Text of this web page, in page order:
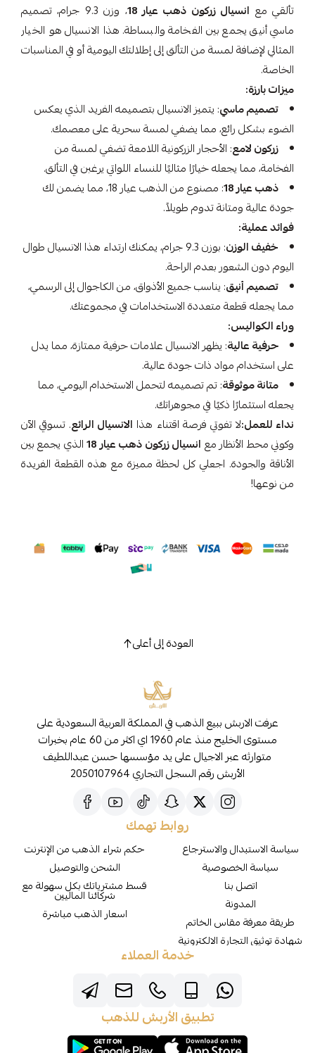
تألقي مع انسيال زركون ذهب عيار 18
، وزن 9.3 جرام، تصميم
ماسي أنيق يجمع بين الفخامة والبساطة. هذا الانسيال هو الخيار
المثالي لإضافة لمسة من التألق إلى إطلالتك اليومية أو في المناسبات
الخاصة.
ميزات بارزة:
تصميم ماسي: يتميز الانسيال بتصميمه الفريد الذي يعكس
الضوء بشكل رائع، مما يضفي لمسة سحرية على معصمك.
زركون لامع: الأحجار الزركونية اللامعة تضفي لمسة من
الفخامة، مما يجعله خيارًا مثاليًا للنساء اللواتي يرغبن في التألق.
ذهب عيار 18
: مصنوع من الذهب عيار 18، مما يضمن لك
جودة عالية ومتانة تدوم طويلاً.
فوائد عملية:
خفيف الوزن
: بوزن 9.3 جرام، يمكنك ارتداء هذا الانسيال طوال
اليوم دون الشعور بعدم الراحة.
تصميم أنيق: يناسب جميع الأذواق، من الكاجوال إلى الرسمي،
مما يجعله قطعة متعددة الاستخدامات في مجموعتك.
وراء الكواليس:
حرفية عالية: يظهر الانسيال علامات حرفية ممتازة، مما يدل
على استخدام مواد ذات جودة عالية.
متانة موثوقة: تم تصميمه لتحمل الاستخدام اليومي، مما
يجعله استثمارًا ذكيًا في مجوهراتك.
نداء للعمل:لا تفوتي فرصة اقتناء هذا الانسيال الرائع. تسوقي الآن
وكوني محط الأنظار مع انسيال زركون ذهب عيار 18
الذي يجمع بين
الأناقة والجودة. اجعلي كل لحظة مميزة مع هذه القطعة الفريدة
من نوعها!
العودة إلى أعلى
عرفت الاربش ببيع الذهب في المملكة العربية السعودية على
مستوى الخليج منذ عام 1960 اي اكثر من 60 عام بخبرات
متوارثه عبر الاجيال على يد مؤسسها حسن عبداللطيف
الأربش رقم السجل التجاري 2050107964
روابط تهمك
سياسة الاستبدال والاسترجاع
سياسة الخصوصية
اتصل بنا
المدونة
طريقة معرفة مقاس الخاتم
شهادة توثيق التجارة الالكترونية
حكم شراء الذهب من الإنترنت
الشحن والتوصيل
قسط مشترياتك بكل سهولة مع
شركائنا الماليين
اسعار الذهب مباشرة
خدمة العملاء
تطبيق الأربش للذهب